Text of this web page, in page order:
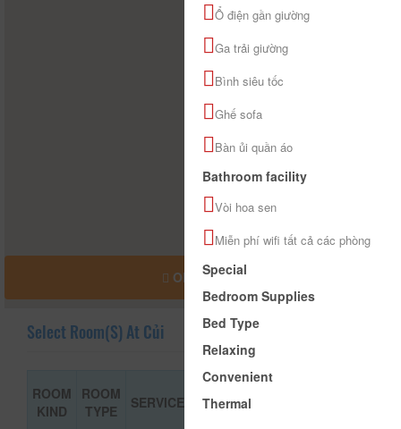
OPEN MAP
Select Room(s) At Củi
ROOM
KIND
ROOM
TYPE
SERVICES
PRICE
Ổ điện gần giường
Ga trải giường
Bình siêu tốc
Ghế sofa
Bàn ủi quần áo
Bathroom facility
Vòi hoa sen
Miễn phí wifi tất cả các phòng
Special
Bedroom Supplies
Bed Type
Relaxing
Convenient
Thermal